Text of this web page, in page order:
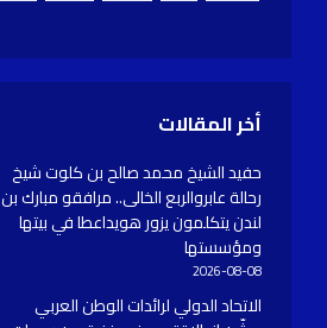
أخر المقالات
حفيد الشيخ محمد صالح بن كلوت شيخ
رحالة عابروالربع الخالى.. مرافقو مبارك بن
لندن يتكلمون يزور هويداعطا في بيتها
ومؤسستها
2026-08-08
الاتحاد الدولي لرائدات الوطن العربي